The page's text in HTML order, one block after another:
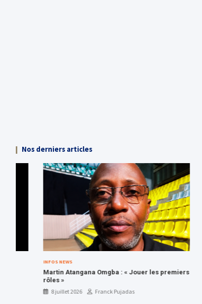
Nos derniers articles
INFOS NEWS
Martin Atangana Omgba : « Jouer les premiers
8 juillet 2026
Franck Pujadas
INFOS
sauve
22